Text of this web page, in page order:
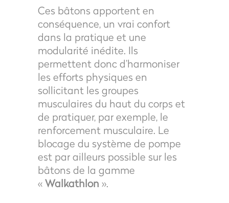
Ces bâtons apportent en
conséquence, un vrai confort
dans la pratique et une
modularité inédite. Ils
permettent donc d’harmoniser
les efforts physiques en
sollicitant les groupes
musculaires du haut du corps et
de pratiquer, par exemple, le
renforcement musculaire. Le
blocage du système de pompe
est par ailleurs possible sur les
bâtons de la gamme
«Walkathlon ».